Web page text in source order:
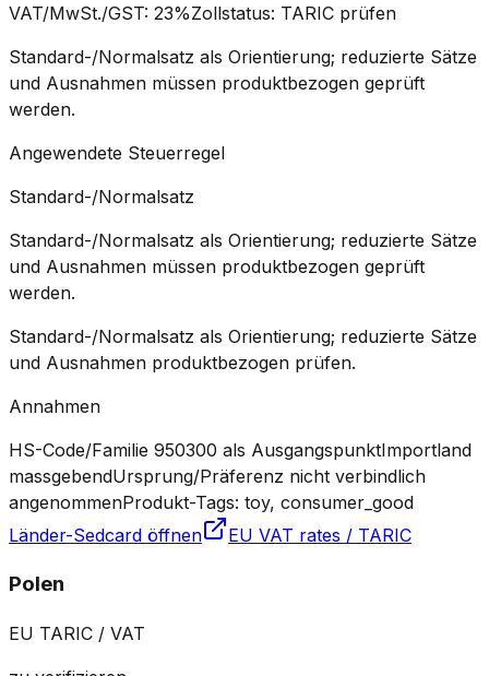
VAT/MwSt./GST: 23%Zollstatus: TARIC prüfen
Standard-/Normalsatz als Orientierung; reduzierte Sätze
und Ausnahmen müssen produktbezogen geprüft
werden.
Angewendete Steuerregel
Standard-/Normalsatz
Standard-/Normalsatz als Orientierung; reduzierte Sätze
und Ausnahmen müssen produktbezogen geprüft
werden.
Standard-/Normalsatz als Orientierung; reduzierte Sätze
und Ausnahmen produktbezogen prüfen.
Annahmen
HS-Code/Familie 950300 als AusgangspunktImportland
massgebendUrsprung/Präferenz nicht verbindlich
angenommenProdukt-Tags: toy, consumer_good
Länder-Sedcard öffnen
EU VAT rates / TARIC
Polen
EU TARIC / VAT